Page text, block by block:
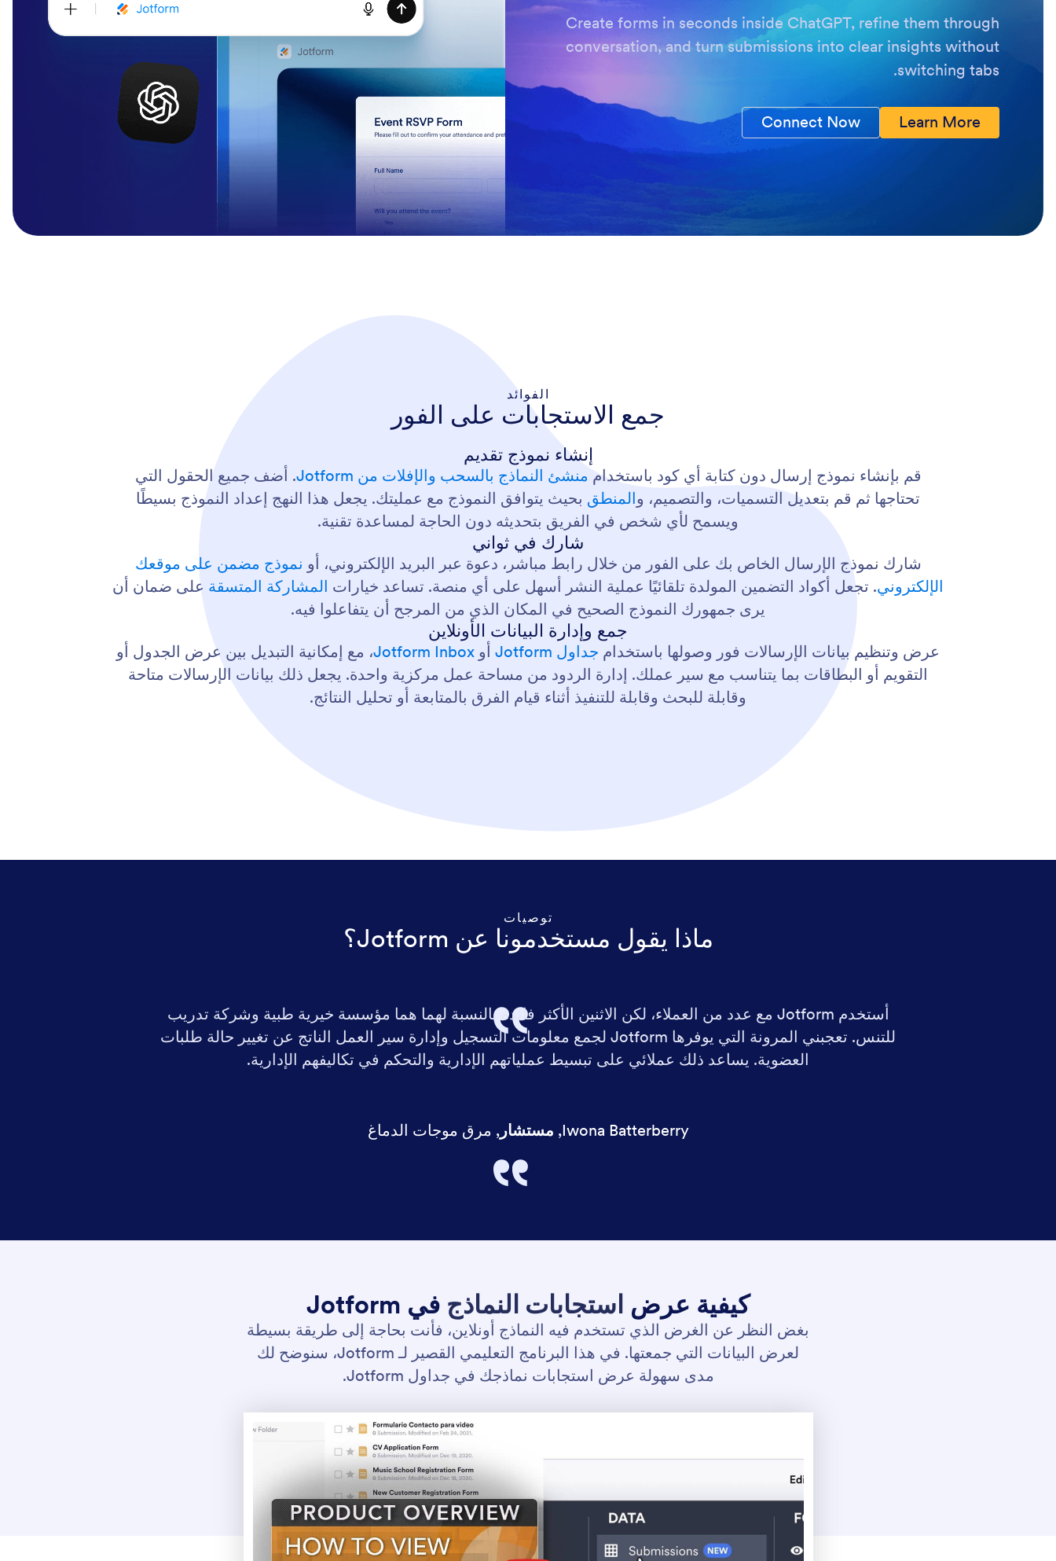
Create forms in seconds inside ChatGPT, refine them through
conversation, and turn submissions into clear insights without
switching tabs.
Learn More
Connect Now
الفوائد
جمع الاستجابات على الفور
إنشاء نموذج تقديم
قم بإنشاء نموذج إرسال دون كتابة أي كود باستخدام منشئ النماذج بالسحب والإفلات من Jotform
. أضف جميع الحقول التي
تحتاجها ثم قم بتعديل التسميات، والتصميم، والمنطق بحيث يتوافق النموذج مع عمليتك. يجعل هذا النهج إعداد النموذج بسيطًا
ويسمح لأي شخص في الفريق بتحديثه دون الحاجة لمساعدة تقنية.
شارك في ثواني
شارك نموذج الإرسال الخاص بك على الفور من خلال رابط مباشر، دعوة عبر البريد الإلكتروني، أو نموذج مضمن على موقعك
الإلكتروني. تجعل أكواد التضمين المولدة تلقائيًا عملية النشر أسهل على أي منصة. تساعد خيارات المشاركة المتسقة على ضمان أن
يرى جمهورك النموذج الصحيح في المكان الذي من المرجح أن يتفاعلوا فيه.
جمع وإدارة البيانات الأونلاين
عرض وتنظيم بيانات الإرسالات فور وصولها باستخدام جداول Jotform أو Jotform Inbox، مع إمكانية التبديل بين عرض الجدول أو
التقويم أو البطاقات بما يتناسب مع سير عملك. إدارة الردود من مساحة عمل مركزية واحدة. يجعل ذلك بيانات الإرسالات متاحة
وقابلة للبحث وقابلة للتنفيذ أثناء قيام الفرق بالمتابعة أو تحليل النتائج.
توصيات
ماذا يقول مستخدمونا عن Jotform؟
أستخدم Jotform مع عدد من العملاء، لكن الاثنين الأكثر فائدة بالنسبة لهما هما مؤسسة خيرية طبية وشركة تدريب
للتنس. تعجبني المرونة التي يوفرها Jotform لجمع معلومات التسجيل وإدارة سير العمل الناتج عن تغيير حالة طلبات
العضوية. يساعد ذلك عملائي على تبسيط عملياتهم الإدارية والتحكم في تكاليفهم الإدارية.
Iwona Batterberry
, مستشار, مرق موجات الدماغ
كيفية عرض استجابات النماذج في Jotform
بغض النظر عن الغرض الذي تستخدم فيه النماذج أونلاين، فأنت بحاجة إلى طريقة بسيطة
لعرض البيانات التي جمعتها. في هذا البرنامج التعليمي القصير لـ Jotform، سنوضح لك
مدى سهولة عرض استجابات نماذجك في جداول Jotform.